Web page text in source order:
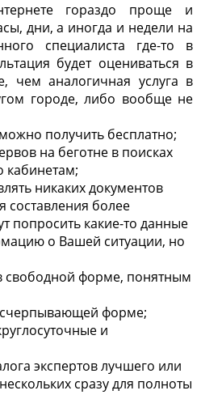
гораздо проще и
дни, а иногда и недели на
специалиста где-то в
будет оцениваться в
чем аналогичная услуга в
городе, либо вообще не
получить бесплатно;
на беготне в поисках
кабинетам;
никаких документов
составления более
попросить какие-то данные
о Вашей ситуации, но
свободной форме, понятным
форме;
и
экспертов лучшего или
сразу для полноты